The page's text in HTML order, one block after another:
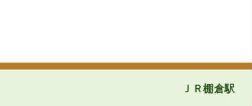
ＪＲ棚倉駅